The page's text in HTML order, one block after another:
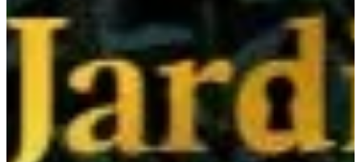
Colunas
Conteúdos
Colecionáveis
Cursos On line